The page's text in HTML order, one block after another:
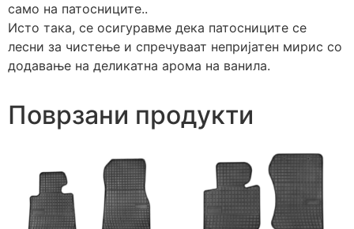
само на патосниците..
Исто така, се осигуравме дека патосниците се
лесни за чистење и спречуваат непријатен мирис со
додавање на деликатна арома на ванила.
Поврзани продукти